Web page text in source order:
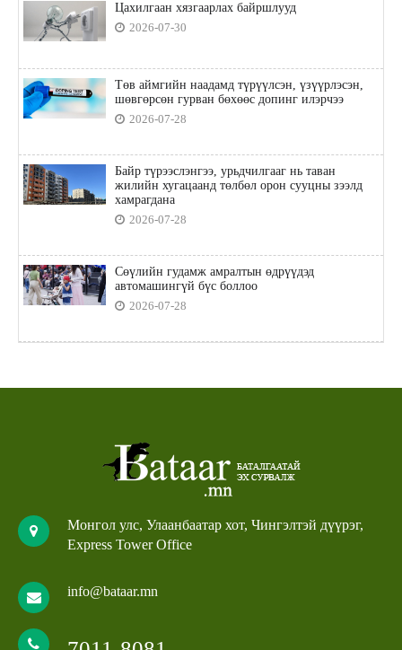
Цахилгаан хязгаарлах байршлууд
2026-07-30
Төв аймгийн наадамд түрүүлсэн, үзүүрлэсэн,
шөвгөрсөн гурван бөхөөс допинг илэрчээ
2026-07-28
Байр түрээслэнгээ, урьдчилгааг нь таван
жилийн хугацаанд төлбөл орон сууцны зээлд
хамрагдана
2026-07-28
Сөүлийн гудамж амралтын өдрүүдэд
автомашингүй бүс боллоо
2026-07-28
Монгол улс, Улаанбаатар хот, Чингэлтэй дүүрэг,
Express Tower Office
info@bataar.mn